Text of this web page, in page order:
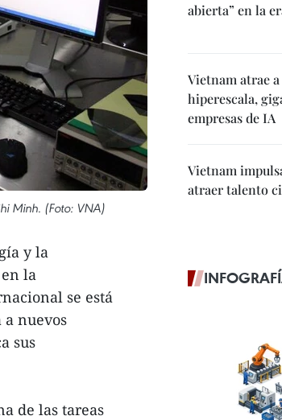
Minh. (Foto: VNA)
y la
la
se está
nuevos
sus
de las tareas
abierta” en la
Vietnam atrae
hiperescala,
empresas de IA
Vietnam
atraer talento